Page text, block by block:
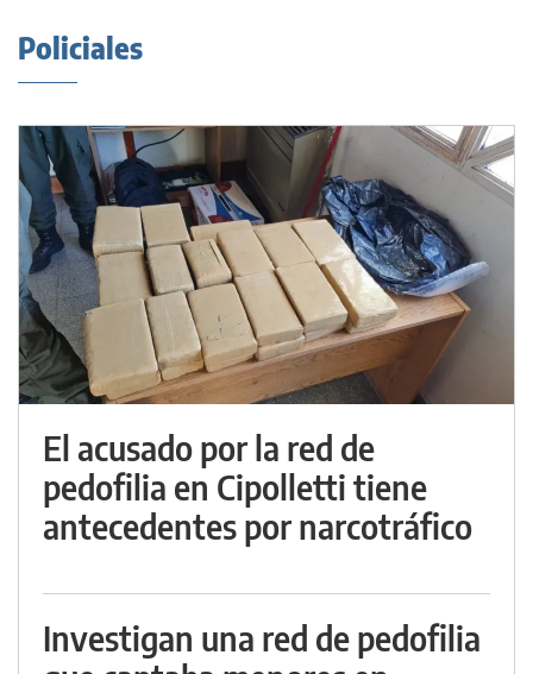
Policiales
El acusado por la red de
pedofilia en Cipolletti tiene
antecedentes por narcotráfico
Investigan una red de pedofilia